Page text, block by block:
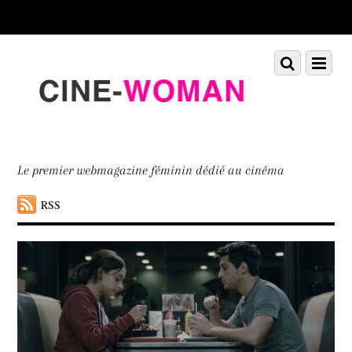
down
Le premier webmagazine féminin dédié au cinéma
RSS
Menu
Scroll
down